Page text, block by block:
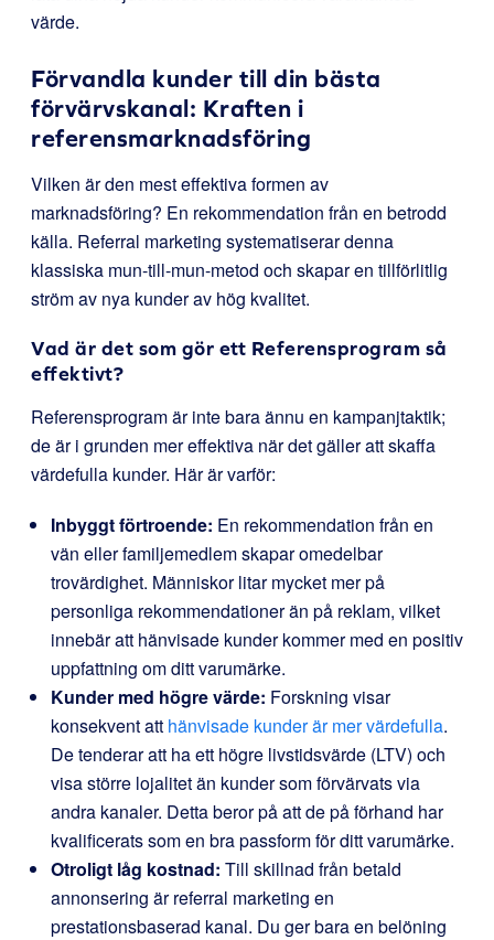
värde.
Förvandla kunder till din bästa
förvärvskanal: Kraften i
referensmarknadsföring
Vilken är den mest effektiva formen av
marknadsföring? En rekommendation från en betrodd
källa. Referral marketing systematiserar denna
klassiska mun-till-mun-metod och skapar en tillförlitlig
ström av nya kunder av hög kvalitet.
Vad är det som gör ett Referensprogram så
effektivt?
Referensprogram är inte bara ännu en kampanjtaktik;
de är i grunden mer effektiva när det gäller att skaffa
värdefulla kunder. Här är varför:
Inbyggt förtroende: En rekommendation från en
vän eller familjemedlem skapar omedelbar
trovärdighet. Människor litar mycket mer på
personliga rekommendationer än på reklam, vilket
innebär att hänvisade kunder kommer med en positiv
uppfattning om ditt varumärke.
Kunder med högre värde: Forskning visar
konsekvent att hänvisade kunder är mer värdefulla.
De tenderar att ha ett högre livstidsvärde (LTV) och
visa större lojalitet än kunder som förvärvats via
andra kanaler. Detta beror på att de på förhand har
kvalificerats som en bra passform för ditt varumärke.
Otroligt låg kostnad: Till skillnad från betald
annonsering är referral marketing en
prestationsbaserad kanal. Du ger bara en belöning